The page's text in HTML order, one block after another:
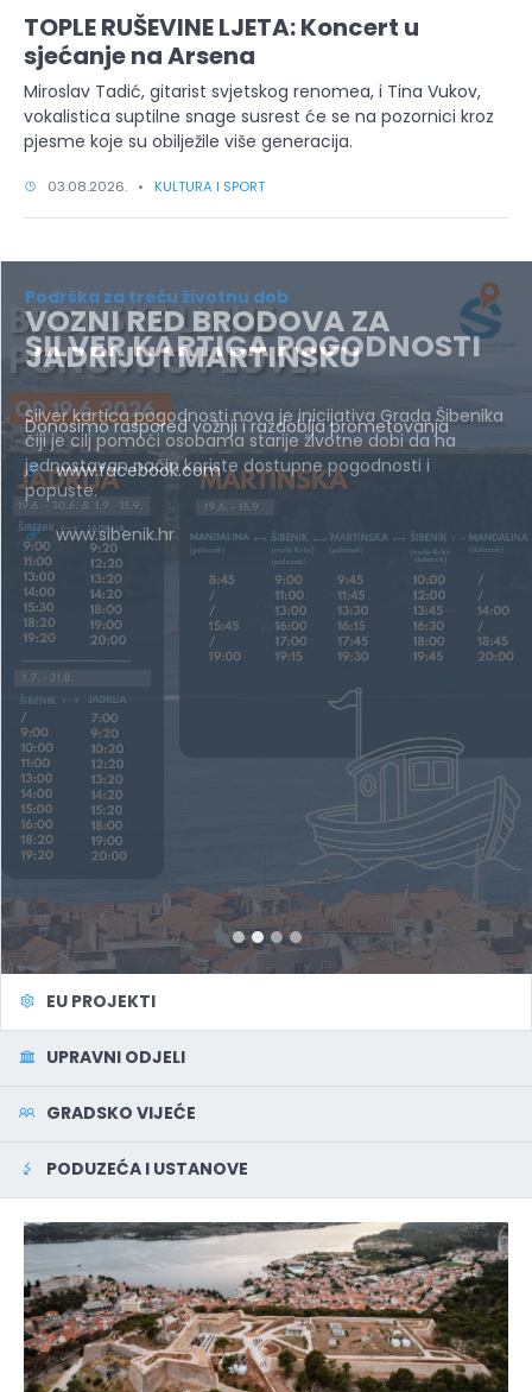
TOPLE RUŠEVINE LJETA: Koncert u
sjećanje na Arsena
Miroslav Tadić, gitarist svjetskog renomea, i Tina Vukov,
vokalistica suptilne snage susrest će se na pozornici kroz
pjesme koje su obilježile više generacija.
03.08.2026. • KULTURA I SPORT
Podrška za treću životnu dob
SILVER KARTICA POGODNOSTI
Silver kartica pogodnosti nova je inicijativa Grada Šibenika
čiji je cilj pomoći osobama starije životne dobi da na
jednostavan način koriste dostupne pogodnosti i
popuste.
www.sibenik.hr
EU PROJEKTI
UPRAVNI ODJELI
GRADSKO VIJEĆE
PODUZEĆA I USTANOVE